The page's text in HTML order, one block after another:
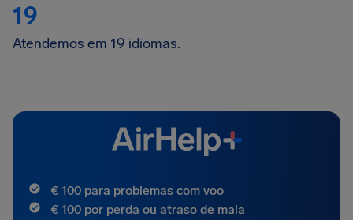
19
Atendemos em 19 idiomas.
€ 100 para problemas com voo
€ 100 por perda ou atraso de mala